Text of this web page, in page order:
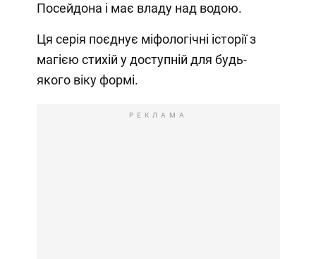
Посейдона і має владу над водою.
Ця серія поєднує міфологічні історії з
магією стихій у доступній для будь-
якого віку формі.
РЕКЛАМА